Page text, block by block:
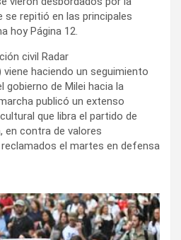
se repitió en las principales
hoy Página 12.
civil Radar
viene haciendo un seguimiento
de Milei hacia la
publicó un extenso
que libra el partido de
en contra de valores
el martes en defensa